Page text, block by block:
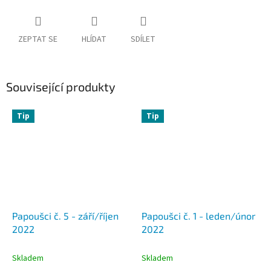
ZEPTAT SE HLÍDAT SDÍLET
Související produkty
Tip
Papoušci č. 5 - září/říjen
2022
Skladem
Tip
Papoušci č. 1 - leden/únor
2022
Skladem